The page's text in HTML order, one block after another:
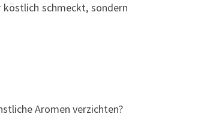
schmeckt, sondern
Aromen verzichten?